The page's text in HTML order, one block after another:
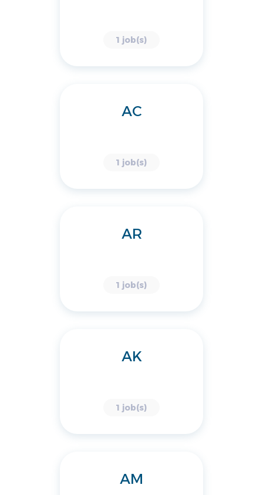
1 job(s)
AC
1 job(s)
AR
1 job(s)
AK
1 job(s)
AM